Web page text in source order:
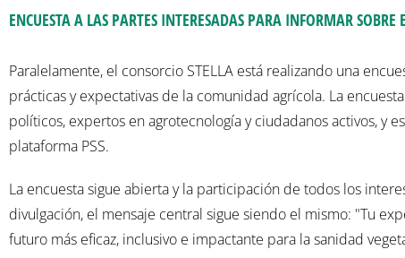
ENCUESTA A LAS PARTES INTERESADAS PARA INFORMAR
Paralelamente, el consorcio STELLA está realizando una
prácticas y expectativas de la comunidad agrícola. La
políticos, expertos en agrotecnología y ciudadanos activos, y
plataforma PSS.
La encuesta sigue abierta y la participación de todos los
divulgación, el mensaje central sigue siendo el mismo: "Tu
futuro más eficaz, inclusivo e impactante para la sanidad